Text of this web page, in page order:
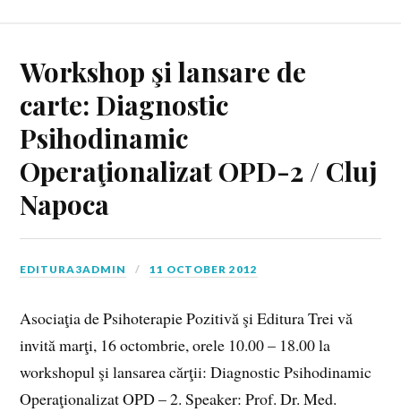
Workshop şi lansare de
carte: Diagnostic
Psihodinamic
Operaţionalizat OPD-2 / Cluj
Napoca
EDITURA3ADMIN 11 OCTOBER 2012
Asociaţia de Psihoterapie Pozitivă şi Editura Trei vă
invită marţi, 16 octombrie, orele 10.00 – 18.00 la
workshopul şi lansarea cărţii: Diagnostic Psihodinamic
Operaţionalizat OPD – 2. Speaker: Prof. Dr. Med.